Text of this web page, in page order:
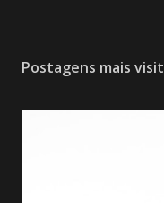
Postagens mais